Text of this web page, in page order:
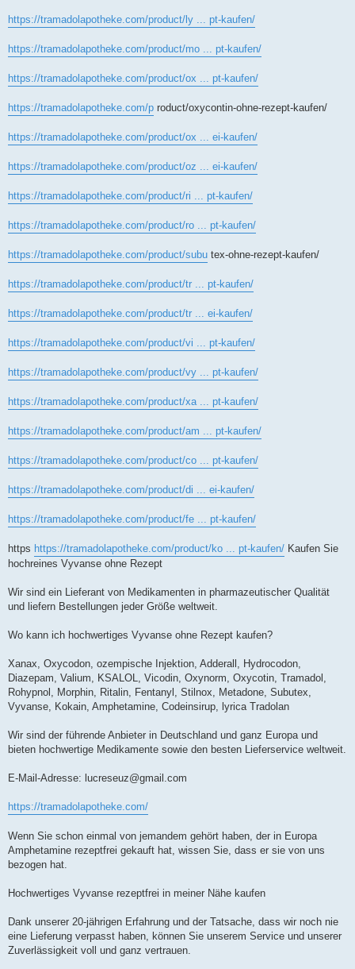
https://tramadolapotheke.com/product/ly ... pt-kaufen/
https://tramadolapotheke.com/product/mo ... pt-kaufen/
https://tramadolapotheke.com/product/ox ... pt-kaufen/
https://tramadolapotheke.com/p roduct/oxycontin-ohne-rezept-kaufen/
https://tramadolapotheke.com/product/ox ... ei-kaufen/
https://tramadolapotheke.com/product/oz ... ei-kaufen/
https://tramadolapotheke.com/product/ri ... pt-kaufen/
https://tramadolapotheke.com/product/ro ... pt-kaufen/
https://tramadolapotheke.com/product/subu tex-ohne-rezept-kaufen/
https://tramadolapotheke.com/product/tr ... pt-kaufen/
https://tramadolapotheke.com/product/tr ... ei-kaufen/
https://tramadolapotheke.com/product/vi ... pt-kaufen/
https://tramadolapotheke.com/product/vy ... pt-kaufen/
https://tramadolapotheke.com/product/xa ... pt-kaufen/
https://tramadolapotheke.com/product/am ... pt-kaufen/
https://tramadolapotheke.com/product/co ... pt-kaufen/
https://tramadolapotheke.com/product/di ... ei-kaufen/
https://tramadolapotheke.com/product/fe ... pt-kaufen/
https https://tramadolapotheke.com/product/ko ... pt-kaufen/ Kaufen Sie
hochreines Vyvanse ohne Rezept
Wir sind ein Lieferant von Medikamenten in pharmazeutischer Qualität
und liefern Bestellungen jeder Größe weltweit.
Wo kann ich hochwertiges Vyvanse ohne Rezept kaufen?
Xanax, Oxycodon, ozempische Injektion, Adderall, Hydrocodon,
Diazepam, Valium, KSALOL, Vicodin, Oxynorm, Oxycotin, Tramadol,
Rohypnol, Morphin, Ritalin, Fentanyl, Stilnox, Metadone, Subutex,
Vyvanse, Kokain, Amphetamine, Codeinsirup, lyrica Tradolan
Wir sind der führende Anbieter in Deutschland und ganz Europa und
bieten hochwertige Medikamente sowie den besten Lieferservice weltweit.
E-Mail-Adresse: lucreseuz@gmail.com
https://tramadolapotheke.com/
Wenn Sie schon einmal von jemandem gehört haben, der in Europa
Amphetamine rezeptfrei gekauft hat, wissen Sie, dass er sie von uns
bezogen hat.
Hochwertiges Vyvanse rezeptfrei in meiner Nähe kaufen
Dank unserer 20-jährigen Erfahrung und der Tatsache, dass wir noch nie
eine Lieferung verpasst haben, können Sie unserem Service und unserer
Zuverlässigkeit voll und ganz vertrauen.